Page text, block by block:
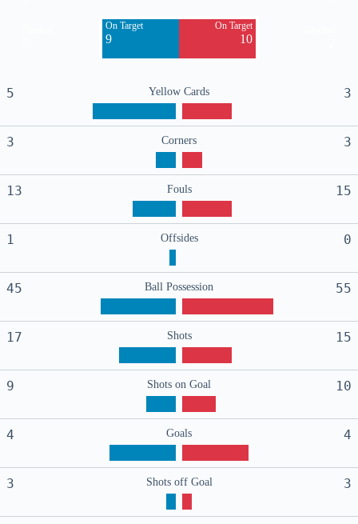
On Target
9
On Target
10
5 Yellow Cards 3
3 Corners 3
13 Fouls 15
1 Offsides 0
45 Ball Possession 55
17 Shots 15
9 Shots on Goal 10
4 Goals 4
3 Shots off Goal 3